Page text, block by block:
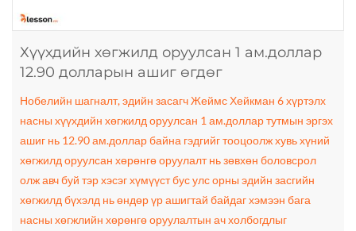
Хүүхдийн хөгжилд оруулсан 1 ам.доллар
12.90 долларын ашиг өгдөг
Нобелийн шагналт, эдийн засагч Жеймс Хейкман 6 хүртэлх
насны хүүхдийн хөгжилд оруулсан 1 ам.доллар тутмын эргэх
ашиг нь 12.90 ам.доллар байна гэдгийг тооцоолж хувь хүний
хөгжилд оруулсан хөрөнгө оруулалт нь зөвхөн боловсрол
олж авч буй тэр хэсэг хүмүүст бус улс орны эдийн засгийн
хөгжилд бүхэлд нь өндөр үр ашигтай байдаг хэмээн бага
насны хөгжлийн хөрөнгө оруулалтын ач холбогдлыг